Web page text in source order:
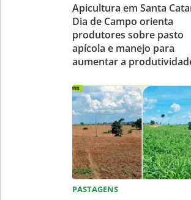
Apicultura em Santa
Dia de Campo orienta
produtores sobre pasto
apícola e manejo para
aumentar a
PASTAGENS